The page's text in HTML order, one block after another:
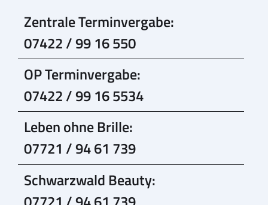
Zentrale Terminvergabe:
07422 / 99 16 550
OP Terminvergabe:
07422 / 99 16 5534
Leben ohne Brille:
07721 / 94 61 739
Schwarzwald Beauty: